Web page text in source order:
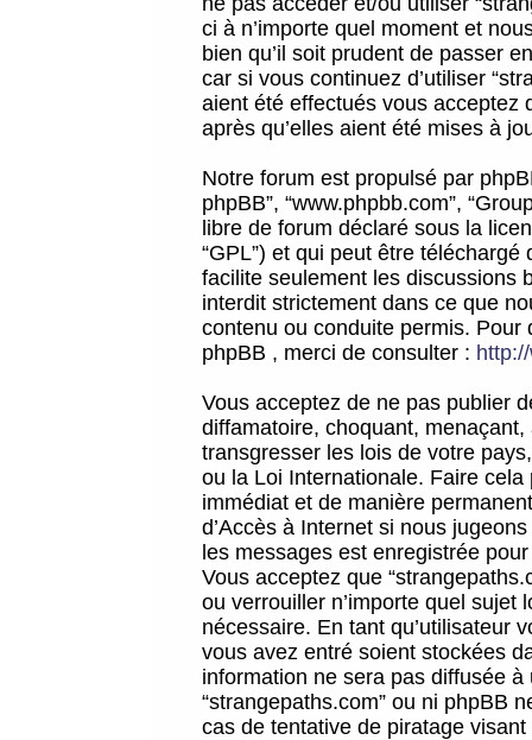
ci à n’importe quel moment et
bien qu’il soit prudent de passer
car si vous continuez d’utiliser
aient été effectués vous acceptez
après qu’elles aient été mises à
Notre forum est propulsé par
phpBB”, “www.phpbb.com”,
libre de forum déclaré sous la
“GPL”) et qui peut être téléchargé
facilite seulement les discussions
interdit strictement dans ce que
contenu ou conduite permis.
phpBB , merci de consulter :
Vous acceptez de ne pas publier
diffamatoire, choquant,
transgresser les lois de votre
ou la Loi Internationale. Faire
immédiat et de manière
d’Accès à Internet si nous
les messages est enregistrée
Vous acceptez que
ou verrouiller n’importe quel sujet
nécessaire. En tant qu’utilisateur
vous avez entré soient stockées
information ne sera pas diffusée
“strangepaths.com” ou ni phpBB
cas de tentative de piratage